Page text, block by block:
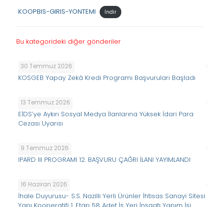
KOOPBIS-GIRIS-YONTEMI
İndir
Bu kategorideki diğer gönderiler
30 Temmuz 2026
KOSGEB Yapay Zekâ Kredi Programı Başvuruları Başladı
13 Temmuz 2026
EİDS’ye Aykırı Sosyal Medya İlanlarına Yüksek İdari Para
Cezası Uyarısı
9 Temmuz 2026
IPARD III PROGRAMI 12. BAŞVURU ÇAĞRI İLANI YAYIMLANDI
16 Haziran 2026
İhale Duyurusu- S.S. Nazilli Yerli Ürünler İhtisas Sanayi Sitesi
Yapı Kooperatifi 1. Etap 58 Adet İş Yeri İnşaatı Yapım İşi